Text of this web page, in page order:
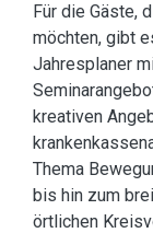
Für die Gäste,
möchten, gibt
Jahresplaner
kreativen
Thema
bis hin zum
örtlichen